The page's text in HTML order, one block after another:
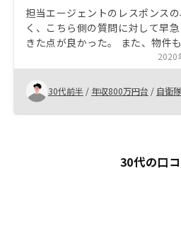
担当エージェントのレスポンス
く、こちら側の質問に対して早
きた点が良かった。 また、物件
討することができ、様々な視点
ができた。担当が２人いたが、
なされていない事が多々あったた
できる仕組みをつくるべきだと思
2020
30代前半 / 年収800万円台 / 自衛隊
30代の口